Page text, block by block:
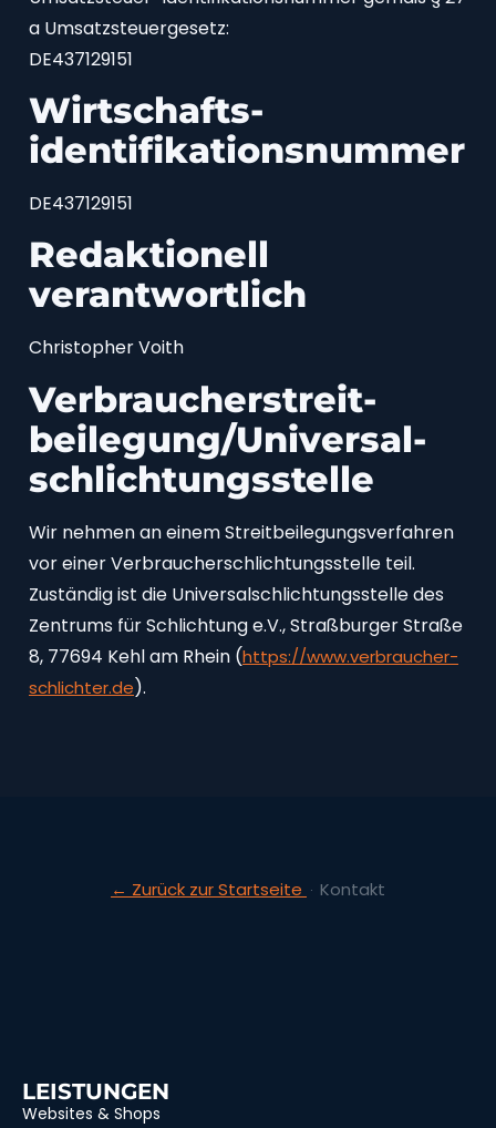
a Umsatzsteuergesetz:
DE437129151
Wirtschafts­
identifikations­nummer
DE437129151
Redaktionell
verantwortlich
Christopher Voith
Verbraucher­streit­
beilegung/Universal­
schlichtungs­stelle
Wir nehmen an einem Streitbeilegungsverfahren
vor einer Verbraucherschlichtungsstelle teil.
Zuständig ist die Universalschlichtungsstelle des
Zentrums für Schlichtung e.V., Straßburger Straße
8, 77694 Kehl am Rhein (https://www.verbraucher-
schlichter.de).
← Zurück zur Startseite · Kontakt
LEISTUNGEN
Websites & Shops